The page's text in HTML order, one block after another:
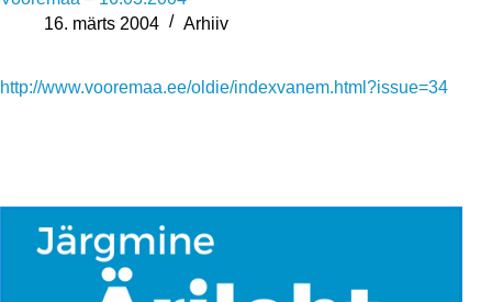
16. märts 2004
Arhiiv
http://www.vooremaa.ee/oldie/indexvanem.html?issue=34